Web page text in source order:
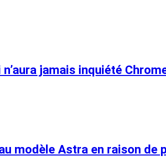
jamais inquiété
modèle Astra en raison de